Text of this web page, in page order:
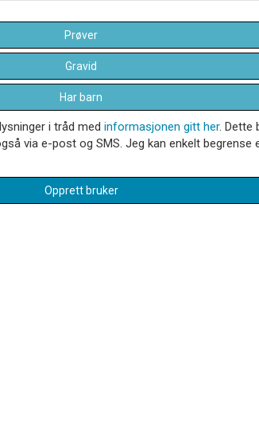
Prøver
Gravid
Har barn
i tråd med informasjonen gitt her. Dette
via e-post og SMS. Jeg kan enkelt
Opprett bruker